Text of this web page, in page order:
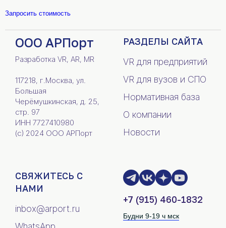
Запросить стоимость
ООО АРПорт
Разработка VR, AR, MR
117218, г.Москва, ул.
Большая
Черёмушкинская, д. 25,
стр. 97
ИНН 7727410980
(c) 2024 ООО АРПорт
РАЗДЕЛЫ САЙТА
VR для предприятий
VR для вузов и СПО
Нормативная база
О компании
Новости
СВЯЖИТЕСЬ С
НАМИ
inbox@arport.ru
+7 (915) 460-1832
Будни 9-19 ч мск